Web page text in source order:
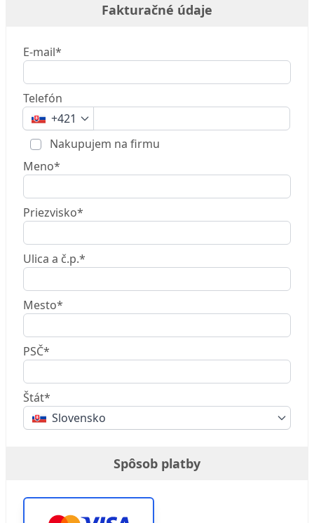
Fakturačné údaje
E-mail*
Telefón
+421
Nakupujem na firmu
Meno*
Priezvisko*
Ulica a č.p.*
Mesto*
PSČ*
Štát*
Slovensko
Spôsob platby